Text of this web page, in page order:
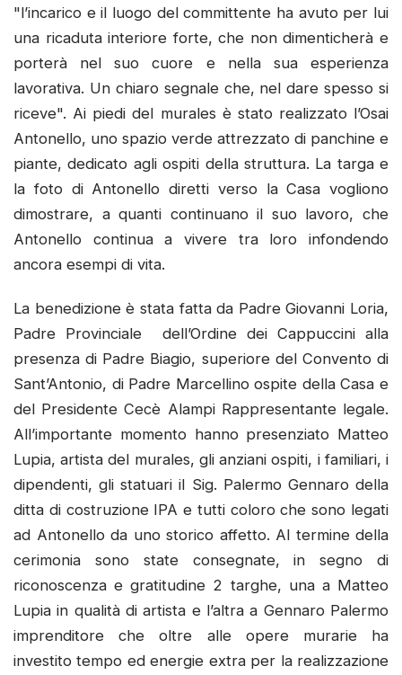
"l’incarico e il luogo del committente ha avuto per lui
una ricaduta interiore forte, che non dimenticherà e
porterà nel suo cuore e nella sua esperienza
lavorativa. Un chiaro segnale che, nel dare spesso si
riceve". Ai piedi del murales è stato realizzato l’Osai
Antonello, uno spazio verde attrezzato di panchine e
piante, dedicato agli ospiti della struttura. La targa e
la foto di Antonello diretti verso la Casa vogliono
dimostrare, a quanti continuano il suo lavoro, che
Antonello continua a vivere tra loro infondendo
ancora esempi di vita.
La benedizione è stata fatta da Padre Giovanni Loria,
Padre Provinciale dell’Ordine dei Cappuccini alla
presenza di Padre Biagio, superiore del Convento di
Sant’Antonio, di Padre Marcellino ospite della Casa e
del Presidente Cecè Alampi Rappresentante legale.
All’importante momento hanno presenziato Matteo
Lupia, artista del murales, gli anziani ospiti, i familiari, i
dipendenti, gli statuari il Sig. Palermo Gennaro della
ditta di costruzione IPA e tutti coloro che sono legati
ad Antonello da uno storico affetto. Al termine della
cerimonia sono state consegnate, in segno di
riconoscenza e gratitudine 2 targhe, una a Matteo
Lupia in qualità di artista e l’altra a Gennaro Palermo
imprenditore che oltre alle opere murarie ha
investito tempo ed energie extra per la realizzazione